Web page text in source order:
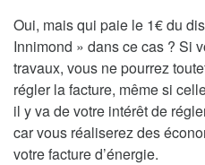
Oui, mais qui paie le 1€ du
Innimond » dans ce cas ? Si
travaux, vous ne pourrez
régler la facture, même si
il y va de votre intérêt de
car vous réaliserez des
votre facture d’énergie.